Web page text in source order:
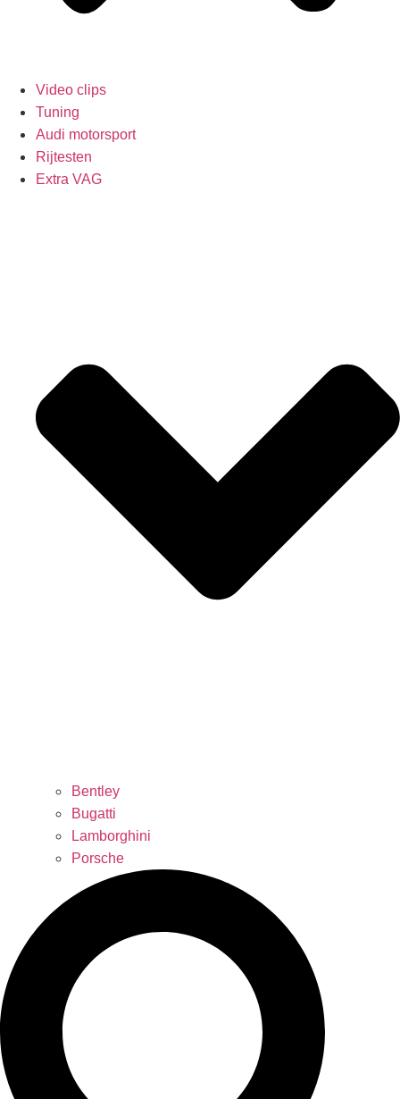
Video clips
Tuning
Audi motorsport
Rijtesten
Extra VAG
Bentley
Bugatti
Lamborghini
Porsche